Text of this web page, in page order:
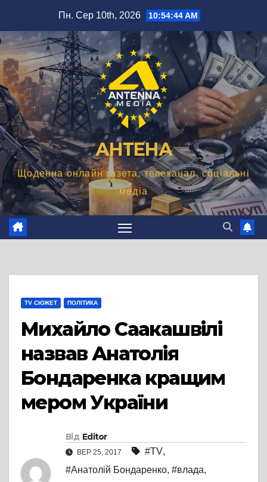
вмісту
Пн. Сер 10th, 2026 10:54:45 AM
АНТЕНА
Щоденна онлайн газета, телеканал, соціальні
медіа
TV СЮЖЕТ ПОЛІТИКА
Михайло Саакашвілі
назвав Анатолія
Бондаренка кращим
мером України
Від Editor
ВЕР 25, 2017 #TV,
#Анатолій Бондаренко, #влада,